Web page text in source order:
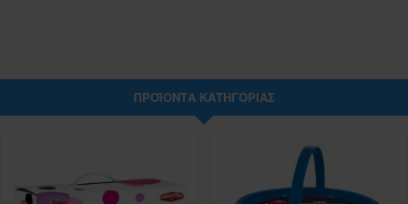
ΠΡΟΪΌΝΤΑ ΚΑΤΗΓΟΡΊΑΣ